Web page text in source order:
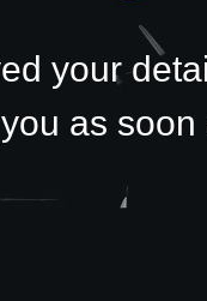
your
as soon